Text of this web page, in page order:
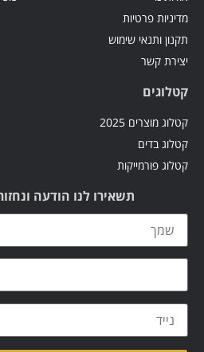
מדיניות פרטיות
תקנון ותנאי שימוש
יצירת קשר
קטלוגים
קטלוג מוצרים 2025
קטלוג בדים
קטלוג פורמייקות
תשאירו לנו הודעה